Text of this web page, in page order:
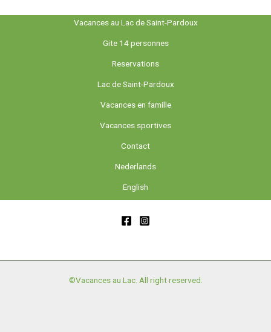
Vacances au Lac de Saint-Pardoux
Gite 14 personnes
Reservations
Lac de Saint-Pardoux
Vacances en famille
Vacances sportives
Contact
Nederlands
English
©Vacances au Lac. All right reserved.